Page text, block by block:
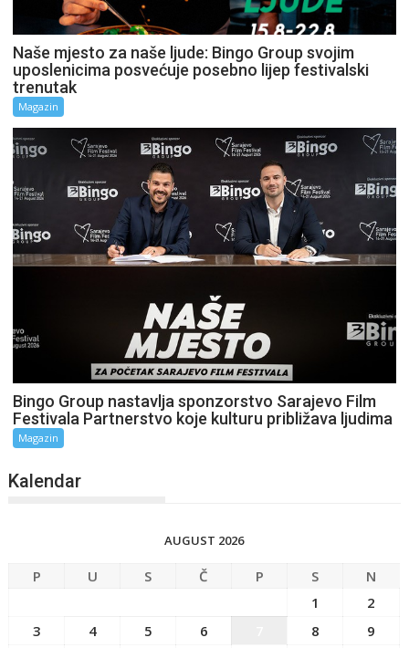
Naše mjesto za naše ljude: Bingo Group svojim
uposlenicima posvećuje posebno lijep festivalski
trenutak
Magazin
Bingo Group nastavlja sponzorstvo Sarajevo Film
Festivala Partnerstvo koje kulturu približava ljudima
Magazin
Kalendar
AUGUST 2026
P U S Č P S
N
1
2
3
4 5 6 8
9